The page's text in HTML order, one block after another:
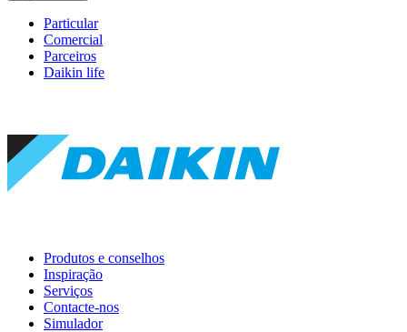
Particular
Comercial
Parceiros
Daikin life
Produtos e conselhos
Inspiração
Serviços
Contacte-nos
Simulador